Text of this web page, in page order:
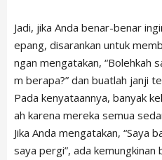
Jadi, jika Anda benar-benar
epang, disarankan untuk
ngan mengatakan, “Bolehkah
m berapa?” dan buatlah janji
Pada kenyataannya, banyak
ah karena mereka semua
Jika Anda mengatakan, “Saya
saya pergi”, ada